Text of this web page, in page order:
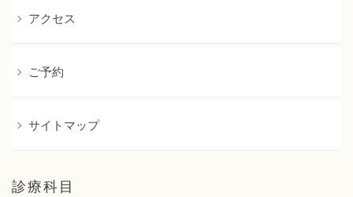
アクセス
ご予約
サイトマップ
診療科目